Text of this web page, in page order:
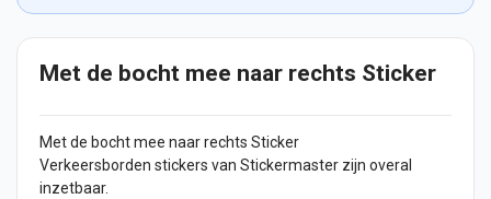
Met de bocht mee naar rechts Sticker
Met de bocht mee naar rechts Sticker
Verkeersborden stickers van Stickermaster zijn overal
inzetbaar.